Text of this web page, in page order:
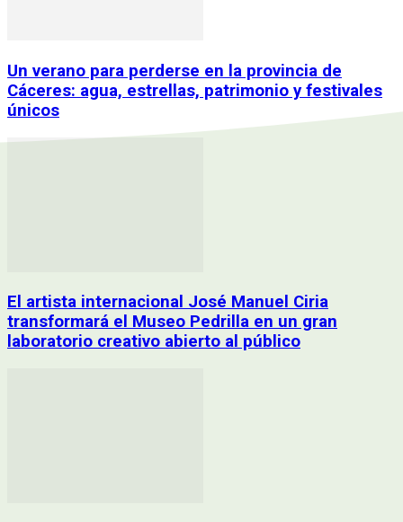
Un verano para perderse en la provincia de
Cáceres: agua, estrellas, patrimonio y festivales
únicos
El artista internacional José Manuel Ciria
transformará el Museo Pedrilla en un gran
laboratorio creativo abierto al público